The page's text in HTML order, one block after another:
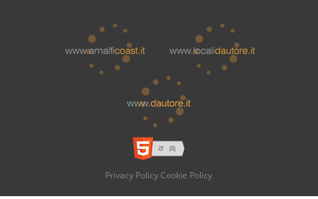
Privacy Policy Cookie Policy